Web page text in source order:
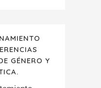
GÉNERO Y